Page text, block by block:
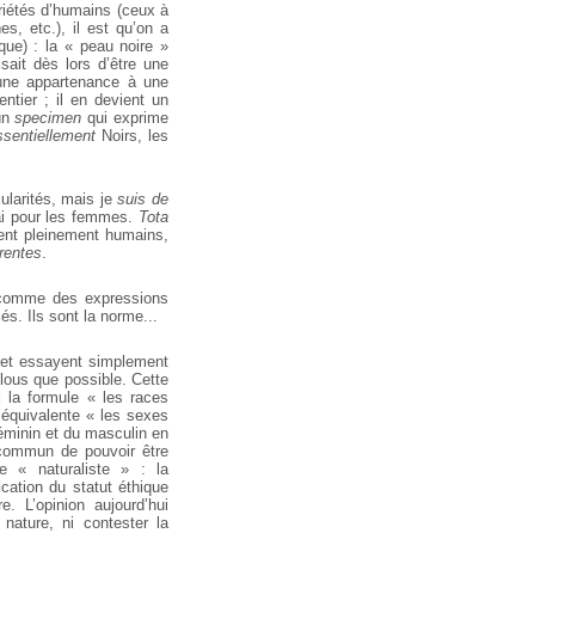
d’humains (ceux à
etc.), il est qu’on a
: la « peau noire »
dès lors d’être une
appartenance à une
; il en devient un
specimen qui exprime
Noirs, les
mais jesuis de
pour les femmes. Tota
pleinement humains,
.
des expressions
Ils sont la norme...
essayent simplement
que possible. Cette
la formule « les races
« les sexes
et du masculin en
de pouvoir être
« naturaliste » : la
du statut éthique
aujourd’hui
ni contester la